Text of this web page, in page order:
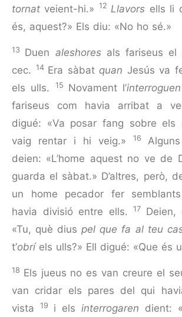
tornat veient-hi.» 12 Llavors ells li
és, aquest?» Els diu: «No ho sé.»
13 Duen aleshores als fariseus el
cec. 14 Era sàbatquan Jesús va
els ulls.
15 Novament l’interroguen
fariseus com havia arribat a
digué: «Va posar fang sobre els
vaig rentar i hi veig.»
16
deien: «L’home aquest no ve de
guarda el sàbat.» D’altres, però,
un home pecador fer
havia divisió entre ells.
17 Deien,
«Tu, què diuspel que fa al teu
t’obríels ulls?» Ell digué: «Que és
18 Els jueus no es van creure el
van cridar els pares del qui
vista
19 i els interrogaren dient: